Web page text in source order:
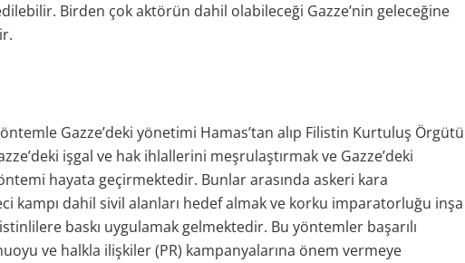
Birden çok aktörün dahil olabileceği Gazze’nin geleceğine
Gazze’deki yönetimi Hamas’tan alıp Filistin Kurtuluş Örgütü
işgal ve hak ihlallerini meşrulaştırmak ve Gazze’deki
hayata geçirmektedir. Bunlar arasında askeri kara
kampı dahil sivil alanları hedef almak ve korku imparatorluğu inşa
baskı uygulamak gelmektedir. Bu yöntemler başarılı
ve halkla ilişkiler (PR) kampanyalarına önem vermeye